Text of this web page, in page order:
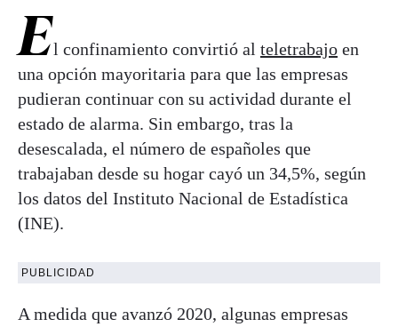
El confinamiento convirtió al teletrabajo en
una opción mayoritaria para que las empresas
pudieran continuar con su actividad durante el
estado de alarma. Sin embargo, tras la
desescalada, el número de españoles que
trabajaban desde su hogar cayó un 34,5%, según
los datos del Instituto Nacional de Estadística
(INE).
PUBLICIDAD
A medida que avanzó 2020, algunas empresas